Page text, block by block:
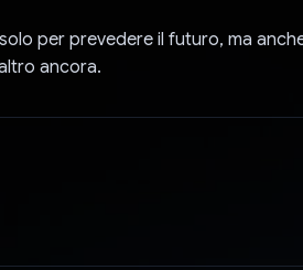
per prevedere il futuro, ma
ancora.